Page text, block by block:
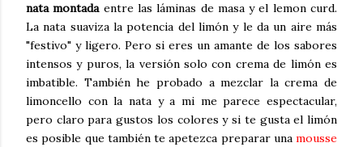
nata montadaentre las láminas de masa y el lemon curd.
La nata suaviza la potencia del limón y le da un aire más
"festivo" y ligero. Pero si eres un amante de los sabores
intensos y puros, la versión solo con crema de limón es
imbatible. También he probado a mezclar la crema de
limoncello con la nata y a mi me parece espectacular,
pero claro para gustos los colores y si te gusta el limón
es posible que también te apetezca preparar una mousse